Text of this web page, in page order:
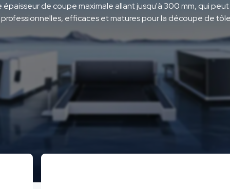
Modèle de performance
Bodor P
Modèle classique i
Bodor i
Modèle de grand format H Modèle de produit
épaisseur de coupe maximale allant jusqu'à 300 mm, qui
efficaces et matures pour la découpe de